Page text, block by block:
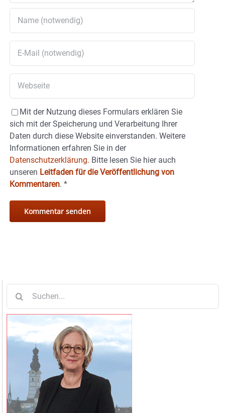
Mit der Nutzung dieses Formulars erklären Sie
sich mit der Speicherung und Verarbeitung Ihrer
Daten durch diese Website einverstanden. Weitere
Informationen erfahren Sie in der
Datenschutzerklärung. Bitte lesen Sie hier auch
unseren Leitfaden für die Veröffentlichung von
Kommentaren. *
nach: